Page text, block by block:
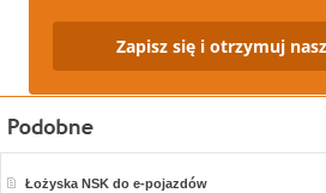
Zapisz się i otrzymuj
Łożyska NSK do e-pojazdów